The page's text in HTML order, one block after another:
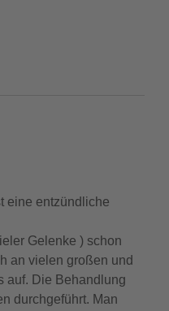
eine entzündliche
Gelenke ) schon
an vielen großen und
auf. Die Behandlung
durchgeführt. Man